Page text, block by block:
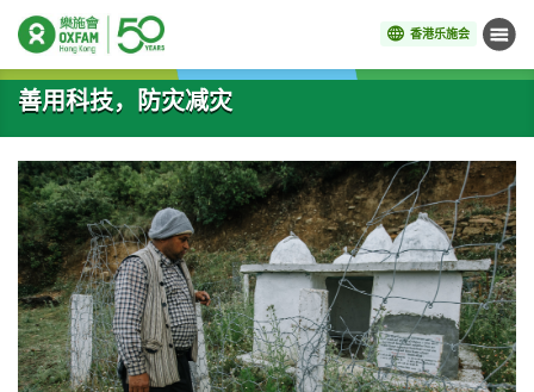
香港乐施会 菜单
开始主要内容
善用科技，防灾减灾